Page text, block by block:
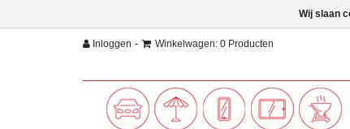
Inloggen - Winkelwagen: 0 Producten
Wij slaan